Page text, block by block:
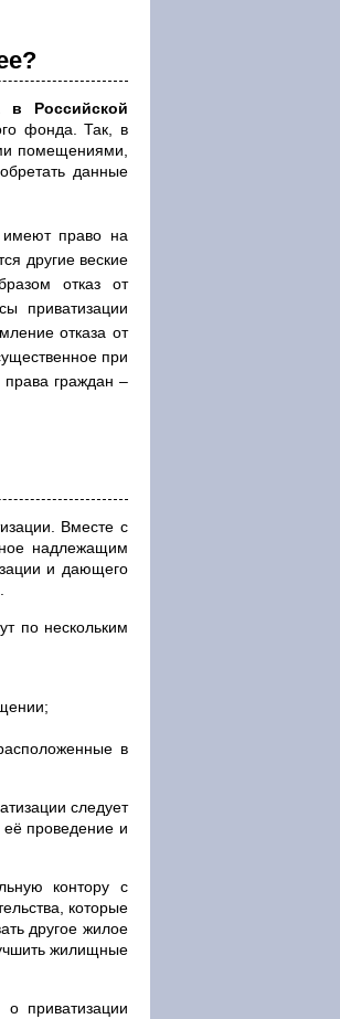
Российской
фонда. Так, в
помещениями,
данные
имеют право на
другие веские
отказ от
приватизации
отказа от
при
права граждан –
Вместе с
надлежащим
и дающего
по нескольким
в
следует
её проведение и
контору с
которые
другое жилое
жилищные
приватизации